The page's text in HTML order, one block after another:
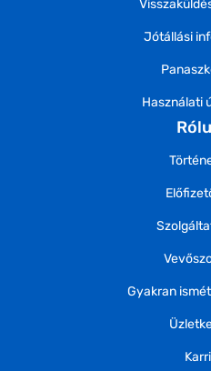
Jótállási
Használati
Gyakran